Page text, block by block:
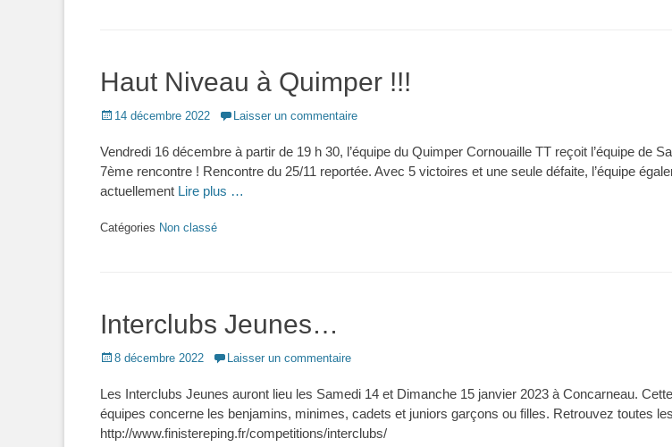
Haut Niveau à Quimper !!!
Posted
14 décembre 2022 Laisser un commentaire
Vendredi 16 décembre à partir de 19 h 30, l’équipe du Quimper Cornouaille TT reçoit l’équipe de
7ème rencontre ! Rencontre du 25/11 reportée. Avec 5 victoires et une seule défaite, l’équipe
actuellement Lire plus …
Catégories Non classé
Interclubs Jeunes…
Posted
8 décembre 2022 Laisser un commentaire
Les Interclubs Jeunes auront lieu les Samedi 14 et Dimanche 15 janvier 2023 à Concarneau.
équipes concerne les benjamins, minimes, cadets et juniors garçons ou filles. Retrouvez toutes
http://www.finistereping.fr/competitions/interclubs/